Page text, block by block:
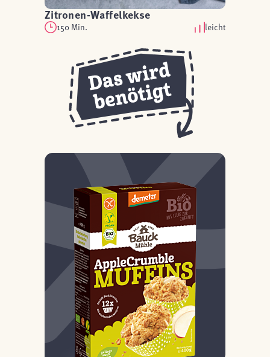
Zitronen-Waffelkekse
150 Min. leicht